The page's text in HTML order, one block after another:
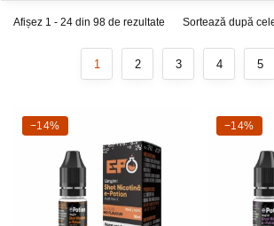
Afișez 1 - 24 din 98 de rezultate
1 2 3 4 5
-14%
−14% -14%
−14%